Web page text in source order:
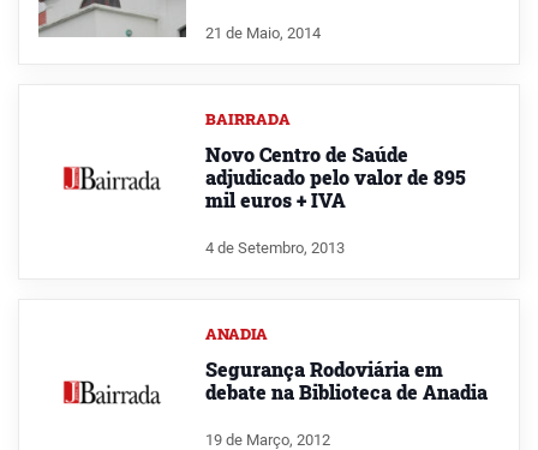
21 de Maio, 2014
BAIRRADA
Novo Centro de Saúde
adjudicado pelo valor de 895
mil euros + IVA
4 de Setembro, 2013
ANADIA
Segurança Rodoviária em
debate na Biblioteca de Anadia
19 de Março, 2012